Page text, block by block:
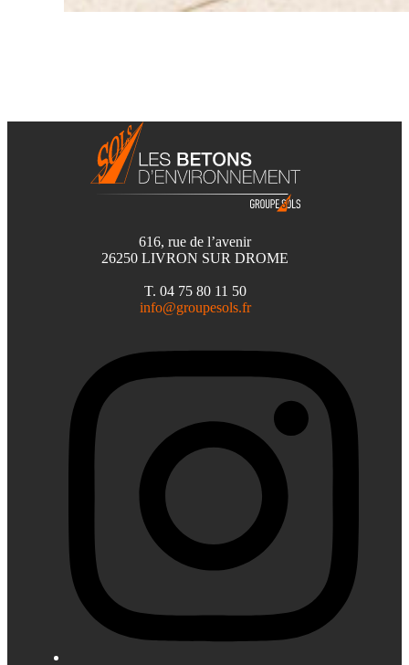
616, rue de l’avenir
26250 LIVRON SUR DROME
T. 04 75 80 11 50
info@groupesols.fr